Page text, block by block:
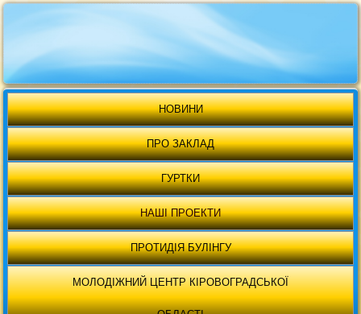
НОВИНИ
ПРО ЗАКЛАД
ГУРТКИ
НАШІ ПРОЕКТИ
ПРОТИДІЯ БУЛІНГУ
МОЛОДІЖНИЙ ЦЕНТР КІРОВОГРАДСЬКОЇ